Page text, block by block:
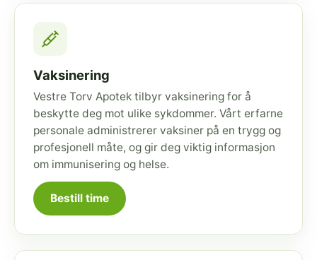
Vaksinering
Vestre Torv Apotek tilbyr vaksinering for å
beskytte deg mot ulike sykdommer. Vårt erfarne
personale administrerer vaksiner på en trygg og
profesjonell måte, og gir deg viktig informasjon
om immunisering og helse.
Bestill time